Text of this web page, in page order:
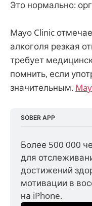
Это нормально:
Mayo Clinic
алкоголя резкая
требует
помнить, если
значительным.
SOBER APP
Более 500 000
для
достижений
мотивации в
на iPhone.